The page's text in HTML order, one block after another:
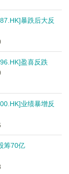
暴跌后大反
盈喜反跌
业绩暴增反
筹70亿